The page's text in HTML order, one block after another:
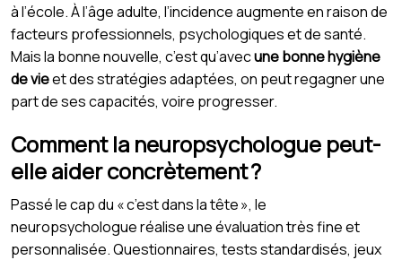
à l’école. À l’âge adulte, l’incidence augmente en raison de
facteurs professionnels, psychologiques et de santé.
Mais la bonne nouvelle, c’est qu’avecune bonne hygiène
de vieet des stratégies adaptées, on peut regagner une
part de ses capacités, voire progresser.
Comment la neuropsychologue peut-
elle aider concrètement ?
Passé le cap du « c’est dans la tête », le
neuropsychologue réalise une évaluation très fine et
personnalisée. Questionnaires, tests standardisés, jeux